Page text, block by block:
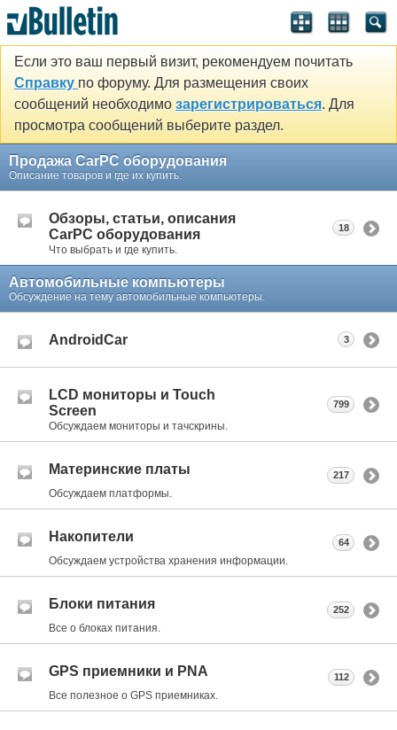
Если это ваш первый визит, рекомендуем почитать
Справку по форуму. Для размещения своих
сообщений необходимо зарегистрироваться. Для
просмотра сообщений выберите раздел.
Продажа CarPC оборудования
Описание товаров и где их купить.
Обзоры, статьи, описания
CarPC оборудования
Что выбрать и где купить.
18
Автомобильные компьютеры
Обсуждение на тему автомобильные компьютеры.
AndroidCar 3
LCD мониторы и Touch
Screen
Обсуждаем мониторы и тачскрины.
799
Материнские платы
Обсуждаем платформы.
217
Накопители
Обсуждаем устройства хранения информации.
64
Блоки питания
Все о блоках питания.
252
GPS приемники и PNA
Все полезное о GPS приемниках.
112